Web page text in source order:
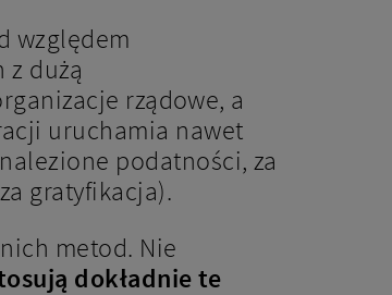
względem
dużą
rządowe, a
uruchamia nawet
podatności, za
gratyfikacja).
metod. Nie
dokładnie te